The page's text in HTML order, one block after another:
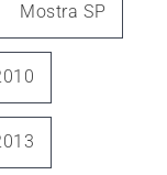
Mostra SP